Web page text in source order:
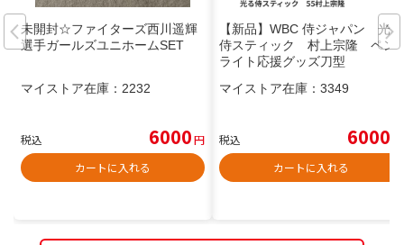
未開封☆ファイターズ西川遥輝
選手ガールズユニホームSET
マイストア在庫： 2232
税込 6000円
カートに入れる
【新品】WBC 侍ジャパン 光る
侍スティック 村上宗隆 ペン
ライト応援グッズ刀型
マイストア在庫： 3349
税込 6000
カートに入れる